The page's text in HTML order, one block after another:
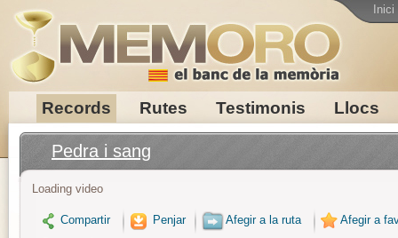
Records Rutes Testimonis Llocs
Inici
Pedra i sang
Loading video
Compartir Penjar Afegir a la ruta
Afegir a